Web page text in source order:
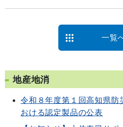
一覧
地産地消
令和８年度第１回高知県防
おける認定製品の公表